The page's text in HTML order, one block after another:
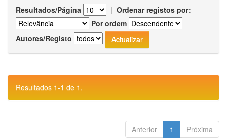
Resultados/Página | Ordenar registos por:
Por ordem
Autores/Registo
Resultados 1-1 de 1.
Anterior 1 Próxima